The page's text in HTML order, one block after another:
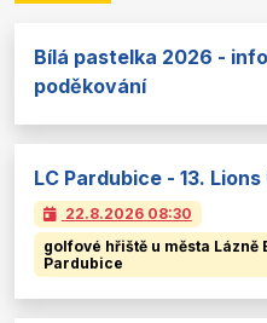
Bílá pastelka 2026 -
poděkování
LC Pardubice - 13.
22.8.2026 08:30
golfové hřiště u města Lázně
Pardubice